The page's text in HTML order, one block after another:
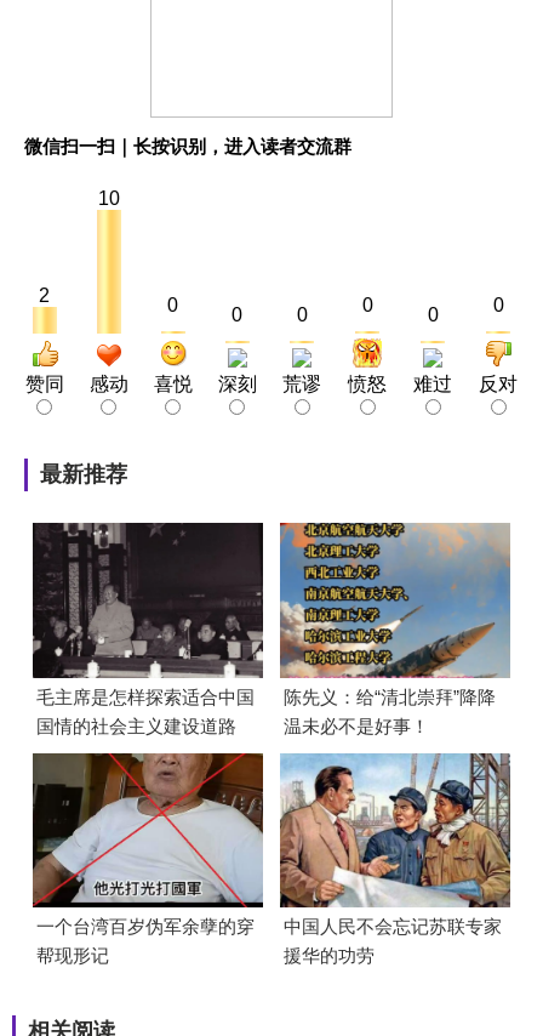
微信扫一扫｜长按识别，进入读者交流群
2
赞同
10
感动
0
喜悦
0
深刻
0
荒谬
0
愤怒
0
难过
0
反对
最新推荐
毛主席是怎样探索适合中国
国情的社会主义建设道路
的？
陈先义：给“清北崇拜”降降
温未必不是好事！
一个台湾百岁伪军余孽的穿
帮现形记
中国人民不会忘记苏联专家
援华的功劳
相关阅读